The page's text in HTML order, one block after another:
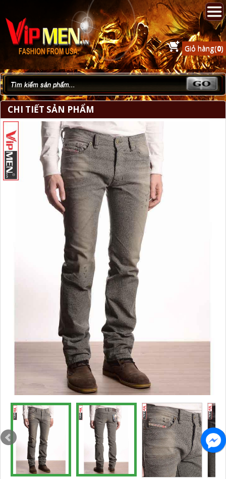
Giỏ hàng(0)
CHI TIẾT SẢN PHẨM